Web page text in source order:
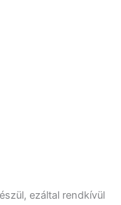
ezáltal rendkívül